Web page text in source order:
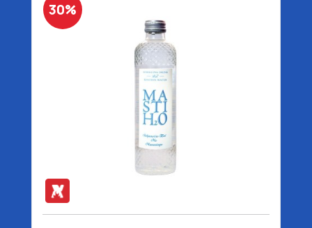
30%